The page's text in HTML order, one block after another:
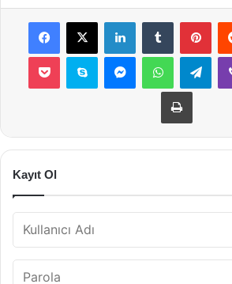
Facebook
X LinkedInTumblr
Pocket Skype MessengerWhatsApp
Yazdır
Kayıt Ol